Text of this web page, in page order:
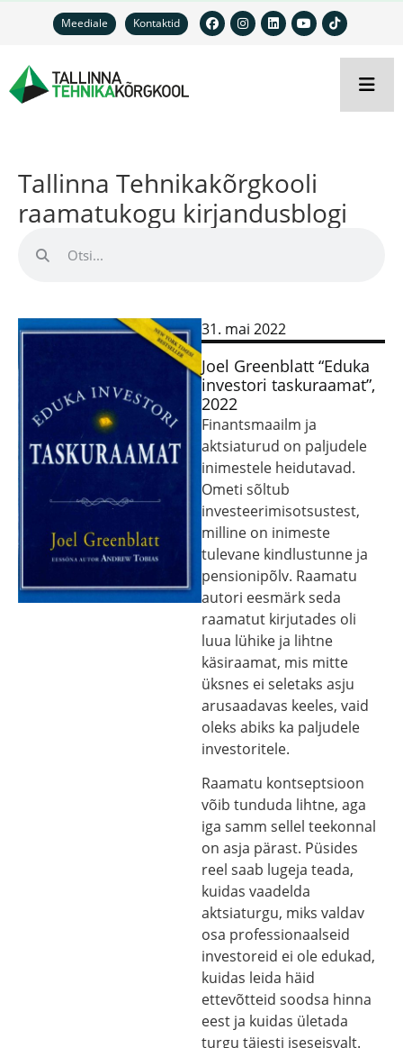
Meediale Kontaktid
Tallinna Tehnikakõrgkooli
raamatukogu kirjandusblogi
31. mai 2022
Joel Greenblatt “Eduka
investori taskuraamat”,
2022
Finantsmaailm ja
aktsiaturud on paljudele
inimestele heidutavad.
Ometi sõltub
investeerimisotsustest,
milline on inimeste
tulevane kindlustunne ja
pensionipõlv. Raamatu
autori eesmärk seda
raamatut kirjutades oli
luua lühike ja lihtne
käsiraamat, mis mitte
üksnes ei seletaks asju
arusaadavas keeles, vaid
oleks abiks ka paljudele
investoritele.
Raamatu kontseptsioon
võib tunduda lihtne, aga
iga samm sellel teekonnal
on asja pärast. Püsides
reel saab lugeja teada,
kuidas vaadelda
aktsiaturgu, miks valdav
osa professionaalseid
investoreid ei ole edukad,
kuidas leida häid
ettevõtteid soodsa hinna
eest ja kuidas ületada
turgu täiesti iseseisvalt.